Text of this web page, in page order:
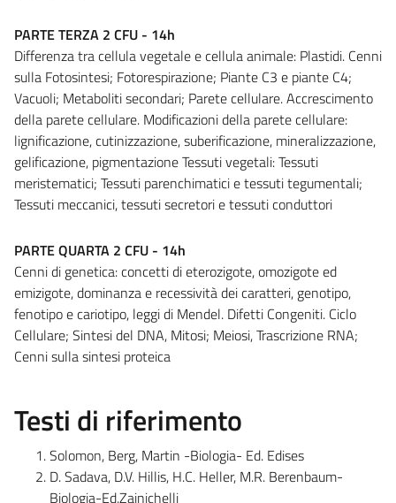
PARTE TERZA 2 CFU - 14h
Differenza tra cellula vegetale e cellula animale: Plastidi. Cenni
sulla Fotosintesi; Fotorespirazione; Piante C3 e piante C4;
Vacuoli; Metaboliti secondari; Parete cellulare. Accrescimento
della parete cellulare. Modificazioni della parete cellulare:
lignificazione, cutinizzazione, suberificazione, mineralizzazione,
gelificazione, pigmentazione Tessuti vegetali: Tessuti
meristematici; Tessuti parenchimatici e tessuti tegumentali;
Tessuti meccanici, tessuti secretori e tessuti conduttori
PARTE QUARTA 2 CFU - 14h
Cenni di genetica: concetti di eterozigote, omozigote ed
emizigote, dominanza e recessività dei caratteri, genotipo,
fenotipo e cariotipo, leggi di Mendel. Difetti Congeniti. Ciclo
Cellulare; Sintesi del DNA, Mitosi; Meiosi, Trascrizione RNA;
Cenni sulla sintesi proteica
Testi di riferimento
Solomon, Berg, Martin -Biologia- Ed. Edises
D. Sadava, D.V. Hillis, H.C. Heller, M.R. Berenbaum-
Biologia-Ed.Zainichelli